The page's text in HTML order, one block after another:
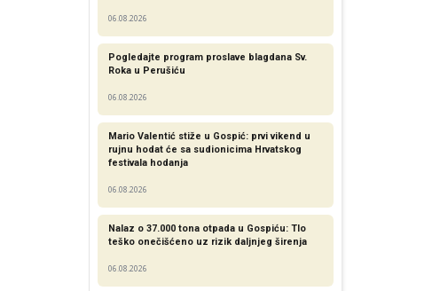
06.08.2026
Pogledajte program proslave blagdana Sv.
Roka u Perušiću
06.08.2026
Mario Valentić stiže u Gospić: prvi vikend u
rujnu hodat će sa sudionicima Hrvatskog
festivala hodanja
06.08.2026
Nalaz o 37.000 tona otpada u Gospiću: Tlo
teško onečišćeno uz rizik daljnjeg širenja
06.08.2026